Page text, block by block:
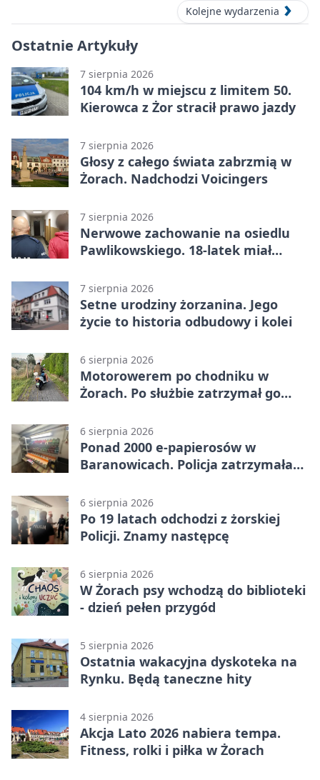
Kolejne wydarzenia
Ostatnie Artykuły
7 sierpnia 2026
104 km/h w miejscu z limitem 50.
Kierowca z Żor stracił prawo jazdy
7 sierpnia 2026
Głosy z całego świata zabrzmią w
Żorach. Nadchodzi Voicingers
7 sierpnia 2026
Nerwowe zachowanie na osiedlu
Pawlikowskiego. 18-latek miał
7 sierpnia 2026
Setne urodziny żorzanina. Jego
życie to historia odbudowy i kolei
6 sierpnia 2026
Motorowerem po chodniku w
Żorach. Po służbie zatrzymał go
6 sierpnia 2026
Ponad 2000 e-papierosów w
Baranowicach. Policja zatrzymała
6 sierpnia 2026
Po 19 latach odchodzi z żorskiej
Policji. Znamy następcę
6 sierpnia 2026
W Żorach psy wchodzą do biblioteki
- dzień pełen przygód
5 sierpnia 2026
Ostatnia wakacyjna dyskoteka na
Rynku. Będą taneczne hity
4 sierpnia 2026
Akcja Lato 2026 nabiera tempa.
Fitness, rolki i piłka w Żorach